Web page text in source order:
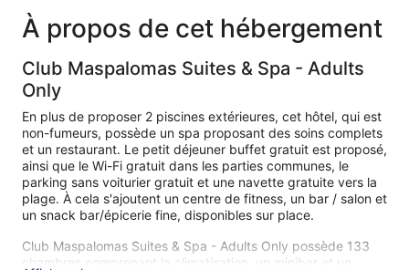
À propos de cet hébergement
Club Maspalomas Suites & Spa - Adults
Only
En plus de proposer 2 piscines extérieures, cet hôtel, qui est
non-fumeurs, possède un spa proposant des soins complets
et un restaurant. Le petit déjeuner buffet gratuit est proposé,
ainsi que le Wi-Fi gratuit dans les parties communes, le
parking sans voiturier gratuit et une navette gratuite vers la
plage. À cela s'ajoutent un centre de fitness, un bar / salon et
un snack bar/épicerie fine, disponibles sur place.
Club Maspalomas Suites & Spa - Adults Only possède 133
chambres comprenant la climatisation, un minibar et un